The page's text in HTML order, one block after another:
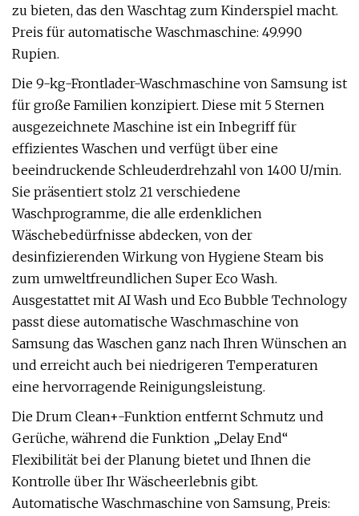
zu bieten, das den Waschtag zum Kinderspiel macht.
Preis für automatische Waschmaschine: 49.990
Rupien.
Die 9-kg-Frontlader-Waschmaschine von Samsung ist
für große Familien konzipiert. Diese mit 5 Sternen
ausgezeichnete Maschine ist ein Inbegriff für
effizientes Waschen und verfügt über eine
beeindruckende Schleuderdrehzahl von 1400 U/min.
Sie präsentiert stolz 21 verschiedene
Waschprogramme, die alle erdenklichen
Wäschebedürfnisse abdecken, von der
desinfizierenden Wirkung von Hygiene Steam bis
zum umweltfreundlichen Super Eco Wash.
Ausgestattet mit AI Wash und Eco Bubble Technology
passt diese automatische Waschmaschine von
Samsung das Waschen ganz nach Ihren Wünschen an
und erreicht auch bei niedrigeren Temperaturen
eine hervorragende Reinigungsleistung.
Die Drum Clean+-Funktion entfernt Schmutz und
Gerüche, während die Funktion „Delay End“
Flexibilität bei der Planung bietet und Ihnen die
Kontrolle über Ihr Wäscheerlebnis gibt.
Automatische Waschmaschine von Samsung, Preis: